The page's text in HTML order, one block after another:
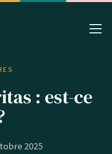
: est-ce
2025